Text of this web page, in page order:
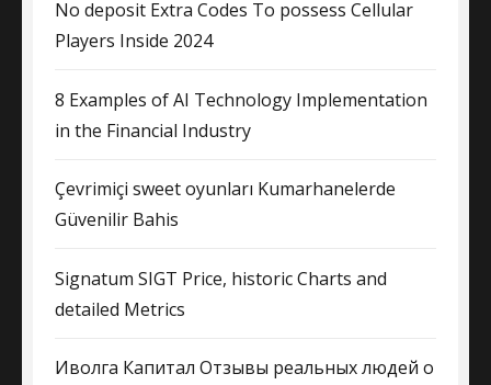
No deposit Extra Codes To possess Cellular
Players Inside 2024
8 Examples of AI Technology Implementation
in the Financial Industry
Çevrimiçi sweet oyunları Kumarhanelerde
Güvenilir Bahis
Signatum SIGT Price, historic Charts and
detailed Metrics
Иволга Капитал Отзывы реальных людей о